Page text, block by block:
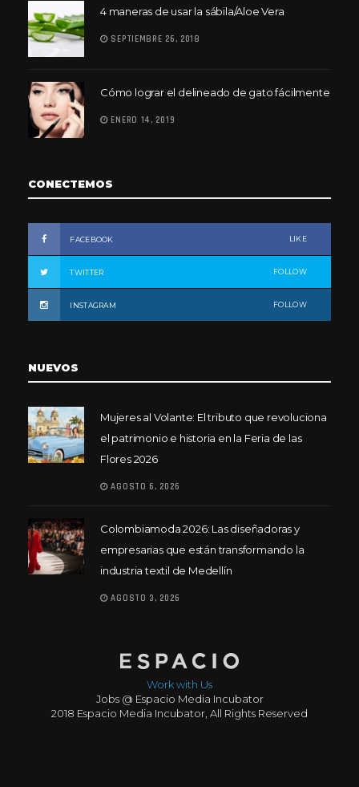
4 maneras de usar la sábila/Aloe Vera
SEPTIEMBRE 26, 2018
Cómo lograr el delineado de gato fácilmente
ENERO 14, 2019
CONECTEMOS
FACEBOOK LIKE
TWITTER FOLLOW
INSTAGRAM FOLLOW
NUEVOS
Mujeres al Volante: El tributo que revoluciona
el patrimonio e historia en la Feria de las
Flores 2026
AGOSTO 6, 2026
Colombiamoda 2026: Las diseñadoras y
empresarias que están transformando la
industria textil de Medellín
AGOSTO 3, 2026
Work with Us
Jobs @ Espacio Media Incubator
2018 Espacio Media Incubator, All Rights Reserved